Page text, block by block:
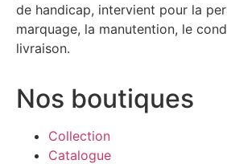
de handicap, intervient pour la
marquage, la manutention, le
livraison.
Nos boutiques
Collection
Catalogue